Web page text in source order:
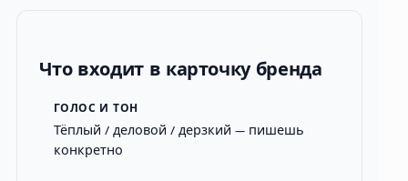
Что входит в карточку бренда
ГОЛОС И ТОН
Тёплый / деловой / дерзкий — пишешь
конкретно